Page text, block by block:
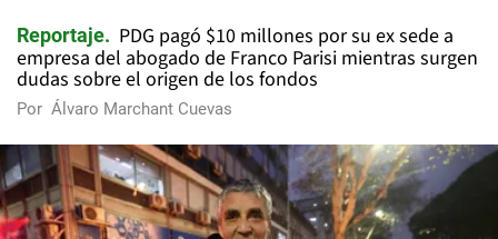
Reportaje
PDG pagó $10 millones por su ex sede a
empresa del abogado de Franco Parisi mientras surgen
dudas sobre el origen de los fondos
Por Álvaro Marchant Cuevas